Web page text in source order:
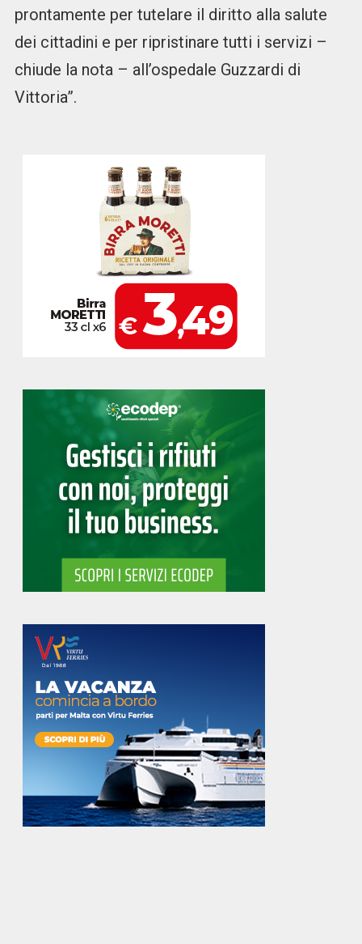
prontamente per tutelare il diritto alla salute
dei cittadini e per ripristinare tutti i servizi –
chiude la nota – all’ospedale Guzzardi di
Vittoria”.